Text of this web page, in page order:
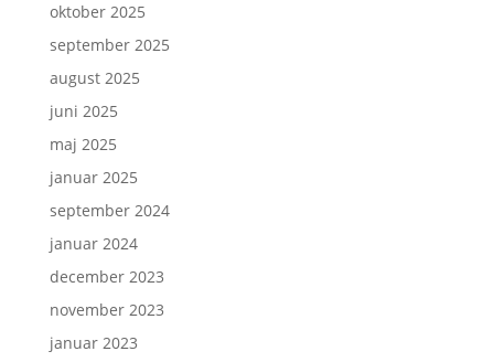
oktober 2025
september 2025
august 2025
juni 2025
maj 2025
januar 2025
september 2024
januar 2024
december 2023
november 2023
januar 2023